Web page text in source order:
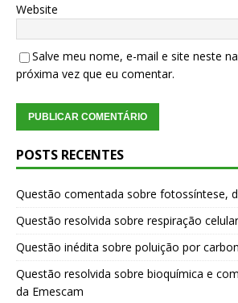
Website
Salve meu nome, e-mail e site neste
próxima vez que eu comentar.
POSTS RECENTES
Questão comentada sobre fotossíntese,
Questão resolvida sobre respiração
Questão inédita sobre poluição por
Questão resolvida sobre bioquímica e
da Emescam